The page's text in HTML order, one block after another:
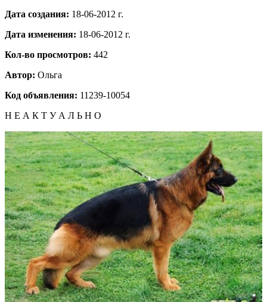
Дата создания: 18-06-2012 г.
Дата изменения: 18-06-2012 г.
Кол-во просмотров: 442
Автор: Ольга
Код объявления: 11239-10054
Н Е А К Т У А Л Ь Н О